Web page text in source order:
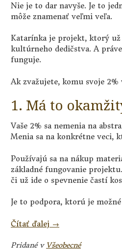
Nie je to dar navyše. Je to
môže znamenať veľmi veľa.
Katarínka je projekt, ktorý
kultúrneho dedičstva. A
funguje.
Ak zvažujete, komu svoje
1. Má to
Vaše 2% sa nemenia na
Menia sa na konkrétne veci,
Používajú sa na nákup
základné fungovanie
či už ide o spevnenie častí
Je to podpora, ktorú je
Čítať ďalej „5
prečo
→
Pridané v Všeobecné